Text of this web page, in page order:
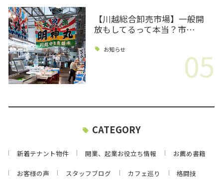
【川越総合卸売市場】一般開
放もしてるって本当？市…
お知らせ 05
CATEGORY
新着テナント物件 開業、起業お役立ち情報 お薦め書籍
お客様の声 スタッフブログ カフェ巡り 格闘技